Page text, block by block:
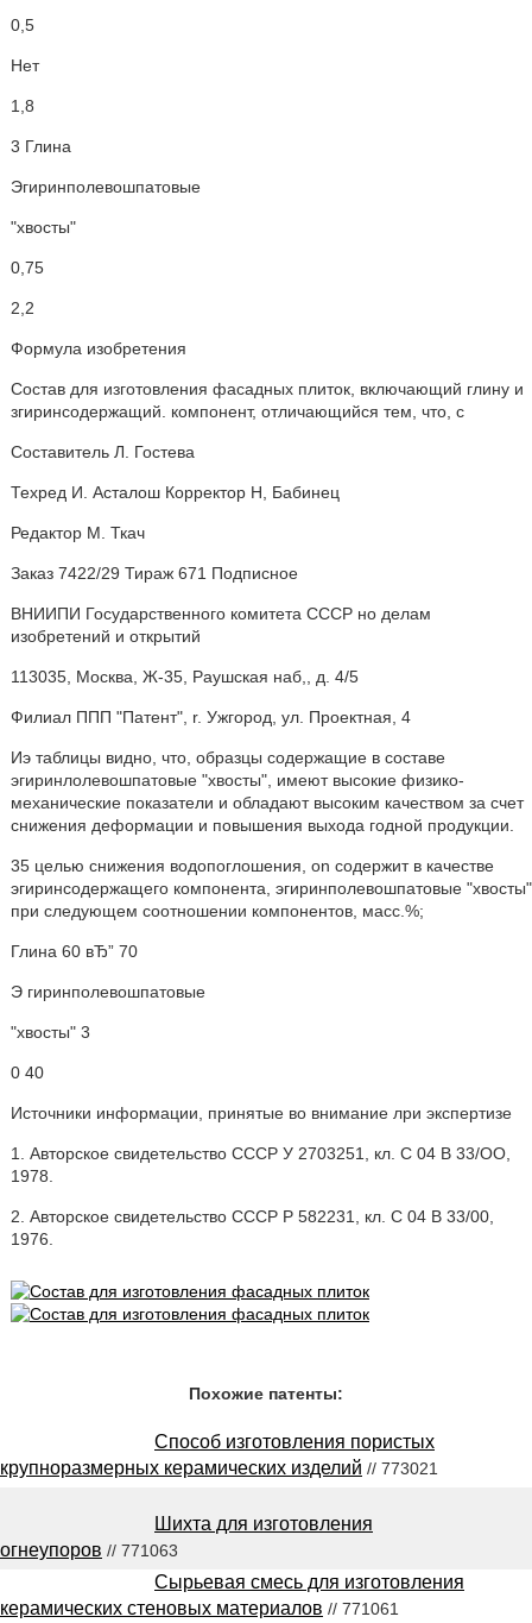
0,5
Нет
1,8
3 Глина
Эгиринполевошпатовые
"хвосты"
0,75
2,2
Формула изобретения
Состав для изготовления фасадных плиток, включающий глину и
згиринсодержащий. компонент, отличающийся тем, что, с
Составитель Л. Гостева
Техред И. Асталош Корректор Н, Бабинец
Редактор М. Ткач
Заказ 7422/29 Тираж 671 Подписное
ВНИИПИ Государственного комитета СССР но делам
изобретений и открытий
113035, Москва, Ж-35, Раушская наб,, д. 4/5
Филиал ППП "Патент", r. Ужгород, ул. Проектная, 4
Иэ таблицы видно, что, образцы содержащие в составе
эгиринлолевошпатовые "хвосты", имеют высокие физико-
механические показатели и обладают высоким качеством за счет
снижения деформации и повышения выхода годной продукции.
35 целью снижения водопоглошения, on содержит в качестве
эгиринсодержащего компонента, эгиринполевошпатовые "хвосты"
при следующем соотношении компонентов, масс.%;
Глина 60 вЂ” 70
Э гиринполевошпатовые
"хвосты" 3
0 40
Источники информации, принятые во внимание лри экспертизе
1. Авторское свидетельство СССР У 2703251, кл. С 04 В 33/ОО,
1978.
2. Авторское свидетельство СССР Р 582231, кл. С 04 В 33/00,
1976.
Похожие патенты:
Способ изготовления пористых
крупноразмерных керамических изделий // 773021
Шихта для изготовления
огнеупоров // 771063
Сырьевая смесь для изготовления
керамических стеновых материалов // 771061